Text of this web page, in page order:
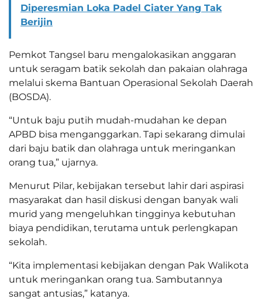
Diperesmian Loka Padel Ciater Yang Tak
Berijin
Pemkot Tangsel baru mengalokasikan anggaran
untuk seragam batik sekolah dan pakaian olahraga
melalui skema Bantuan Operasional Sekolah Daerah
(BOSDA).
“Untuk baju putih mudah-mudahan ke depan
APBD bisa menganggarkan. Tapi sekarang dimulai
dari baju batik dan olahraga untuk meringankan
orang tua,” ujarnya.
Menurut Pilar, kebijakan tersebut lahir dari aspirasi
masyarakat dan hasil diskusi dengan banyak wali
murid yang mengeluhkan tingginya kebutuhan
biaya pendidikan, terutama untuk perlengkapan
sekolah.
“Kita implementasi kebijakan dengan Pak Walikota
untuk meringankan orang tua. Sambutannya
sangat antusias,” katanya.